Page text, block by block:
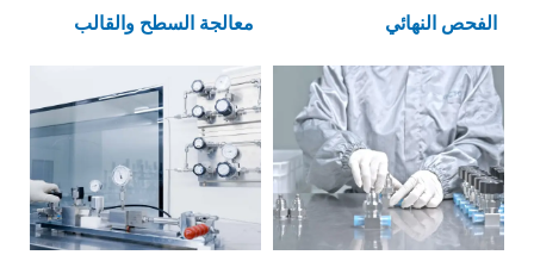
معالجة السطح والقالب الفحص النهائي